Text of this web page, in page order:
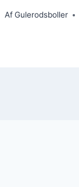
Af Gulerodsboller